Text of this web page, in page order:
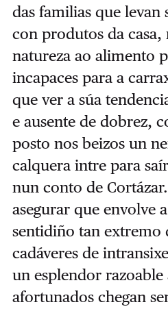
das familias que levan
con produtos da casa,
natureza ao alimento
incapaces para a
que ver a súa
e ausente de dobrez,
posto nos beizos un
calquera intre para
nun conto de
asegurar que envolve
sentidiño tan extremo
cadáveres de
un esplendor razoable
afortunados chegan